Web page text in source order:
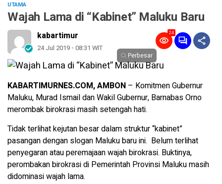
UTAMA
Wajah Lama di “Kabinet” Maluku Baru
kabartimur
24 Jul 2019 - 08:31 WIT
24
Perbesar
KABARTIMURNES.COM,AMBON – Komitmen Gubernur
Maluku, Murad Ismail dan Wakil Gubernur, Barnabas Orno
merombak birokrasi masih setengah hati.
Tidak terlihat kejutan besar dalam struktur “kabinet”
pasangan dengan slogan Maluku baru ini. Belum terlihat
penyegaran atau peremajaan wajah birokrasi. Buktinya,
perombakan birokrasi di Pemerintah Provinsi Maluku masih
didominasi wajah lama.